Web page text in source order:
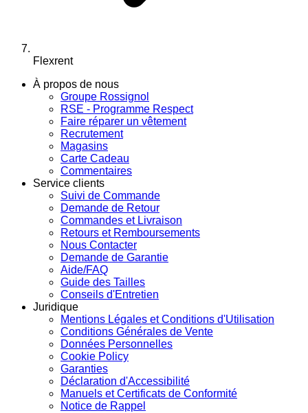
Flexrent
À propos de nous
Groupe Rossignol
RSE - Programme Respect
Faire réparer un vêtement
Recrutement
Magasins
Carte Cadeau
Commentaires
Service clients
Suivi de Commande
Demande de Retour
Commandes et Livraison
Retours et Remboursements
Nous Contacter
Demande de Garantie
Aide/FAQ
Guide des Tailles
Conseils d'Entretien
Juridique
Mentions Légales et Conditions d'Utilisation
Conditions Générales de Vente
Données Personnelles
Cookie Policy
Garanties
Déclaration d'Accessibilité
Manuels et Certificats de Conformité
Notice de Rappel